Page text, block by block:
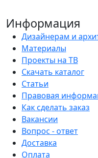
Информация
Дизайнерам и
Материалы
Проекты на ТВ
Скачать каталог
Статьи
Правовая
Как сделать заказ
Вакансии
Вопрос - ответ
Доставка
Оплата